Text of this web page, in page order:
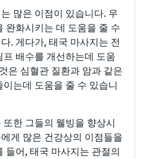
많은 이점이 있습니다. 우
완화시키는 데 도움을 줄 수
. 게다가, 태국 마사지는 전
배수를 개선하는데 도움
은 심혈관 질환과 암과 같은
는데 도움을 줄 수 있습니
한 그들의 웰빙을 향상시
게 많은 건강상의 이점들을
들어, 태국 마사지는 관절의